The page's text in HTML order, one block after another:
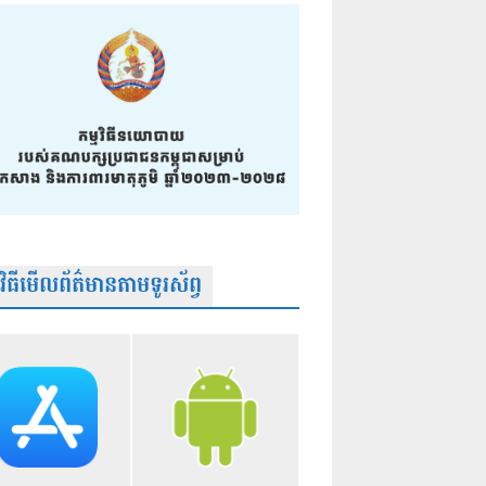
ធីមើលព័ត៌មានតាមទូរស័ព្វ